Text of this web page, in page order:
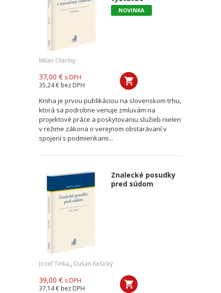
NOVINKA
Milan Oleríny
37,00 € s DPH
35,24 € bez DPH
Kniha je prvou publikáciou na slovenskom trhu,
ktorá sa podrobne venuje zmluvám na
projektové práce a poskytovaniu služieb nielen
v režime zákona o verejnom obstarávaní v
spojení s podmienkami...
Znalecké posudky
pred súdom
Jozef Tinka,, Dušan Kešický
39,00 € s DPH
37,14 € bez DPH